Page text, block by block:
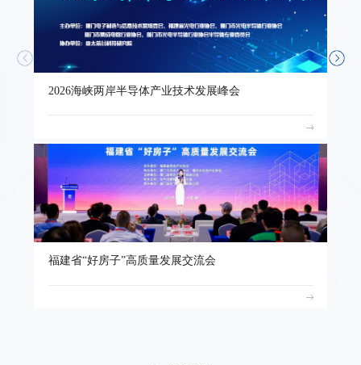
2026海峡两岸半导体产业技术发展峰会
福建省“好房子”高质量发展交流会